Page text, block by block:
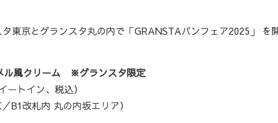
東京とグランスタ丸の内で「GRANSTAパンフェア2025」 を
ル風クリーム ※グランスタ限定
トイン、税込）
B1改札内 丸の内坂エリア）